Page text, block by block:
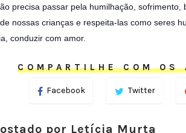
precisa passar pela humilhação, sofrimento,
nossas crianças e respeita-las como seres
conduzir com amor.
COMPARTILHE COM OS
Facebook Twitter
por Letícia Murta